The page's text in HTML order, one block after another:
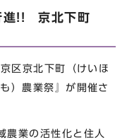
進!! 京北下町
区京北下町（けいほ
）農業祭』が開催さ
業の活性化と住人